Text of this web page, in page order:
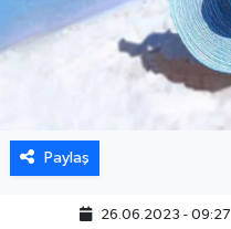
Paylaş
26.06.2023 - 09:27